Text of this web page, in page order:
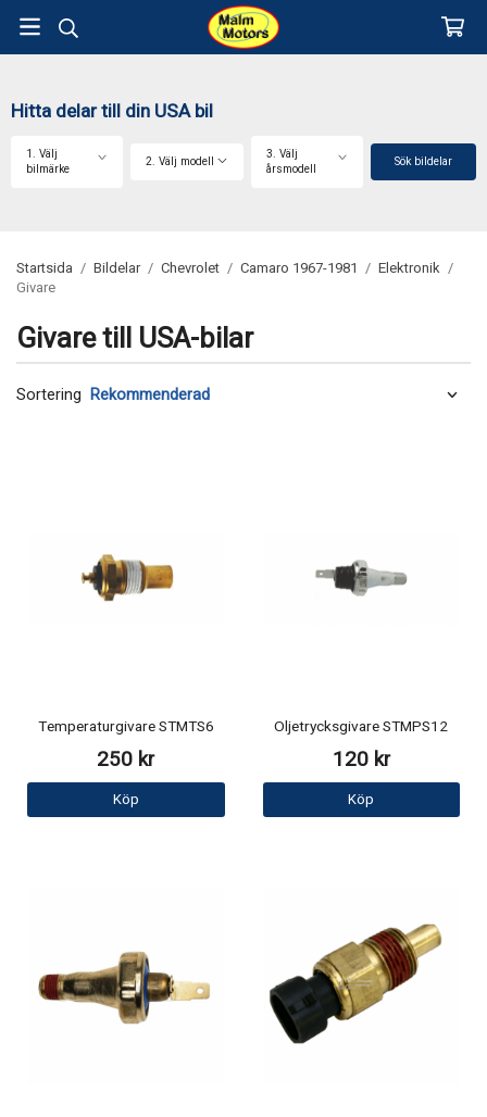
Hitta delar till din USA bil
1. Välj
bilmärke
2. Välj modell
3. Välj
årsmodell
Sök bildelar
Startsida / Bildelar / Chevrolet / Camaro 1967-1981 / Elektronik /
Givare
Givare till USA-bilar
Sortering
Temperaturgivare STMTS6
250 kr
Köp
Oljetrycksgivare STMPS12
120 kr
Köp